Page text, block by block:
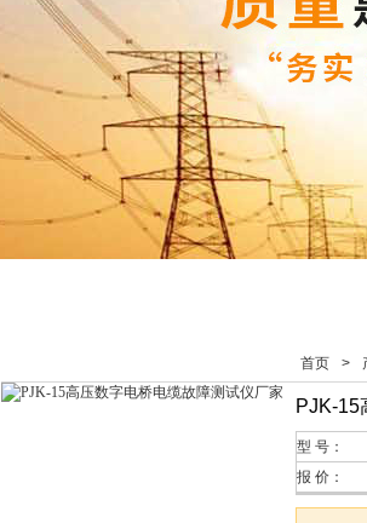
首页 >
PJK-15
型 号：
报 价：